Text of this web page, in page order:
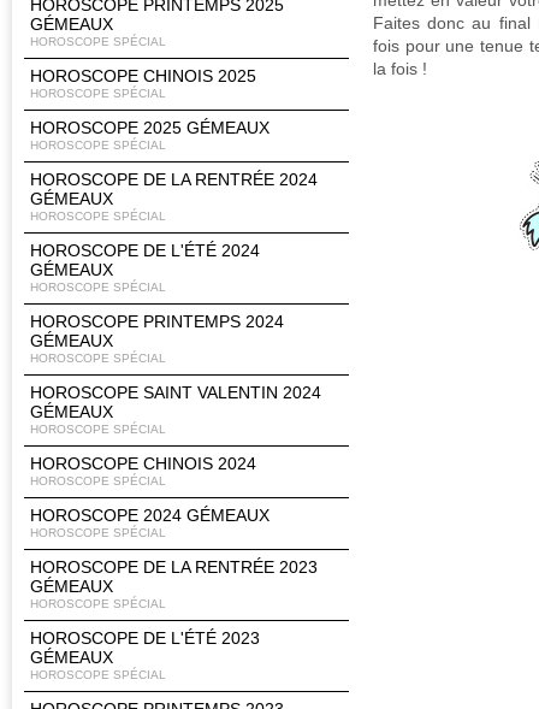
HOROSCOPE PRINTEMPS 2025
GÉMEAUX
HOROSCOPE SPÉCIAL
HOROSCOPE CHINOIS 2025
HOROSCOPE SPÉCIAL
HOROSCOPE 2025 GÉMEAUX
HOROSCOPE SPÉCIAL
HOROSCOPE DE LA RENTRÉE 2024
GÉMEAUX
HOROSCOPE SPÉCIAL
HOROSCOPE DE L'ÉTÉ 2024
GÉMEAUX
HOROSCOPE SPÉCIAL
HOROSCOPE PRINTEMPS 2024
GÉMEAUX
HOROSCOPE SPÉCIAL
HOROSCOPE SAINT VALENTIN 2024
GÉMEAUX
HOROSCOPE SPÉCIAL
HOROSCOPE CHINOIS 2024
HOROSCOPE SPÉCIAL
HOROSCOPE 2024 GÉMEAUX
HOROSCOPE SPÉCIAL
HOROSCOPE DE LA RENTRÉE 2023
GÉMEAUX
HOROSCOPE SPÉCIAL
HOROSCOPE DE L'ÉTÉ 2023
GÉMEAUX
HOROSCOPE SPÉCIAL
Faites donc au
fois pour une tenue
la fois !